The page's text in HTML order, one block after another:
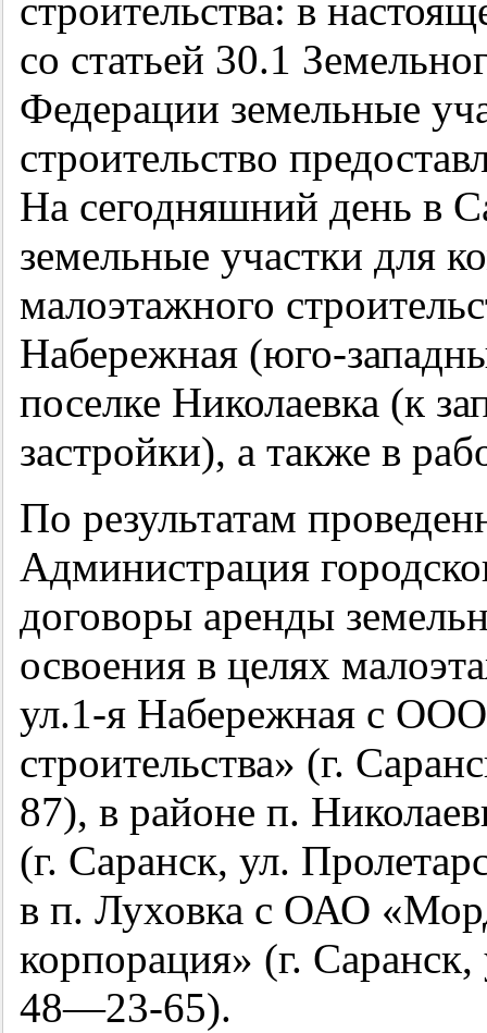
строительства: в
со статьей 30.1
Федерации земельные
строительство
На сегодняшний день в
земельные участки для
малоэтажного
Набережная (юго-
поселке Николаевка (к
застройки), а также в
По результатам
Администрация
договоры аренды
освоения в целях
ул.1-яНабережная с
строительства» (г.
87), в районе п.
(г. Саранск, ул.
в п. Луховка с ОАО
корпорация» (г.
48—23-65).